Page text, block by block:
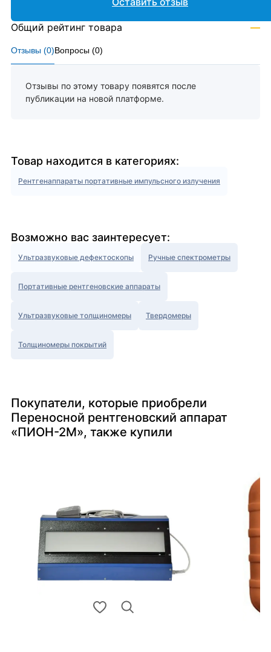
Отзывы (0)Вопросы (0)
Отзывы по этому товару появятся после
публикации на новой платформе.
Общий рейтинг товара —
Товар находится в категориях:
Рентгенаппараты портативные импульсного излучения
Возможно вас заинтересует:
Ультразвуковые дефектоскопы Ручные спектрометры
Портативные рентгеновские аппараты
Ультразвуковые толщиномеры Твердомеры
Толщиномеры покрытий
Покупатели, которые приобрели
Переносной рентгеновский аппарат
«ПИОН-2М», также купили